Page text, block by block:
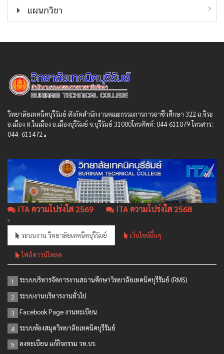
แผนกวิชา
วิทยาลัยเทคนิคบุรีรัมย์ สังกัดสํานักงานคณะกรรมการการอาชีวศึกษา 322 ถ.จิระ
อ.เมือง ต.ในเมือง อ.เมืองบุรีรัมย์ จ.บุรีรัมย์ 31000โทรศัพท์: 044-611079 โทรสาร:
044- 611472
ITA ความโปร่งใส 2569 ITA ความโปร่งใส 2568
ระบบงาน วิทยาลัยเทคนิคบุรีรัมย์ เว็บไซต์อื่นๆ
ไฟล์ดาวน์โหลด
1 ระบบบริหารจัดการงานสถานศึกษาวิทยาลัยเทคนิคบุรีรัมย์ (RMS)
2 ระบบงานบริหารงานทั่วไป
3 Facebook Page งานทะเบียน
4 ระบบห้องสมุดวิทยาลัยเทคนิคบุรีรัมย์
5 ลงทะเบียน แก้กิจกรรม วท.บร.